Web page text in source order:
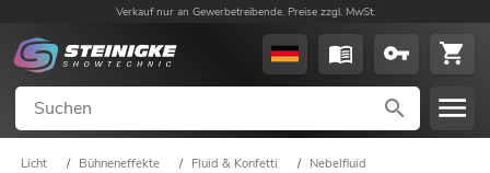
Verkauf nur an Gewerbetreibende. Preise zzgl. MwSt.
Licht / Bühneneffekte / Fluid & Konfetti / Nebelfluid